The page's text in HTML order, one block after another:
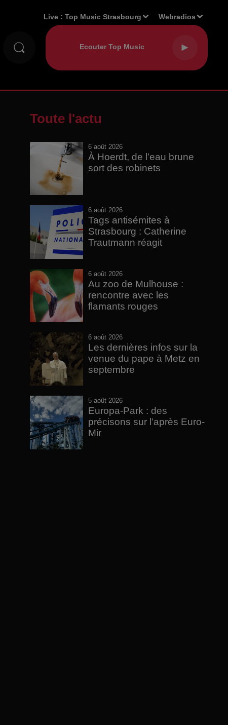
Live :Top Music Strasbourg Webradios
Toute l'actu
6 août 2026
À Hoerdt, de l’eau brune
sort des robinets
6 août 2026
Tags antisémites à
Strasbourg : Catherine
Trautmann réagit
6 août 2026
Au zoo de Mulhouse :
rencontre avec les
flamants rouges
6 août 2026
Les dernières infos sur la
venue du pape à Metz en
septembre
5 août 2026
Europa-Park : des
précisons sur l’après Euro-
Mir